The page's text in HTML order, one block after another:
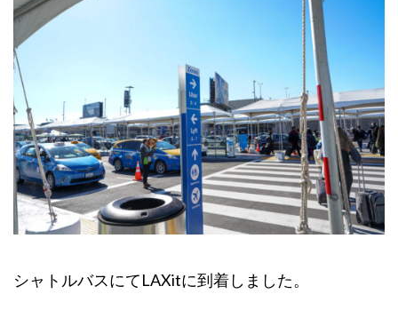
シャトルバスにてLAXitに到着しました。